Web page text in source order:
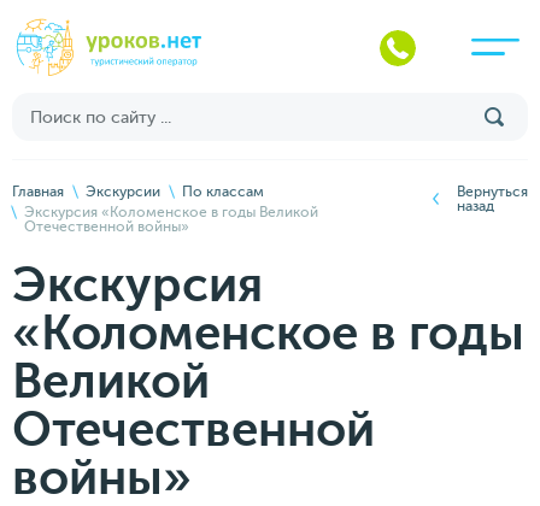
Главная Экскурсии
По классам
Экскурсия «Коломенское в годы Великой
Отечественной войны»
Вернуться
назад
Экскурсия
«Коломенское в годы
Великой
Отечественной
войны»